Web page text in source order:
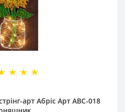
арт Абріс Арт АВС-018